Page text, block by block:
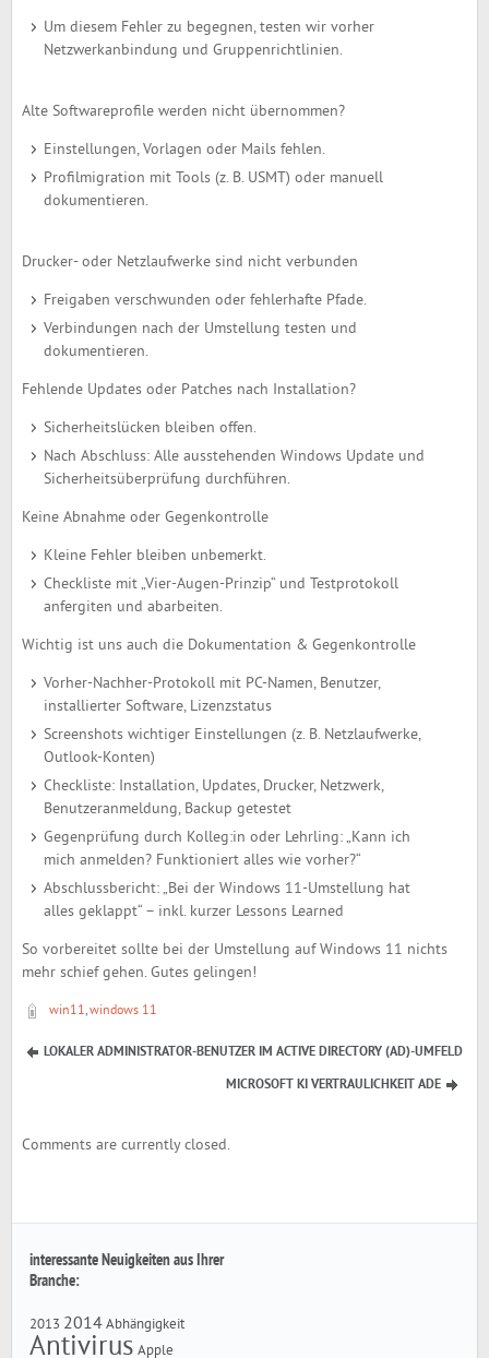
Um diesem Fehler zu begegnen, testen wir vorher
Netzwerkanbindung und Gruppenrichtlinien.
Alte Softwareprofile werden nicht übernommen?
Einstellungen, Vorlagen oder Mails fehlen.
Profilmigration mit Tools (z. B. USMT) oder manuell
dokumentieren.
Drucker- oder Netzlaufwerke sind nicht verbunden
Freigaben verschwunden oder fehlerhafte Pfade.
Verbindungen nach der Umstellung testen und
dokumentieren.
Fehlende Updates oder Patches nach Installation?
Sicherheitslücken bleiben offen.
Nach Abschluss: Alle ausstehenden Windows Update und
Sicherheitsüberprüfung durchführen.
Keine Abnahme oder Gegenkontrolle
Kleine Fehler bleiben unbemerkt.
Checkliste mit „Vier-Augen-Prinzip“ und Testprotokoll
anfergiten und abarbeiten.
Wichtig ist uns auch die Dokumentation & Gegenkontrolle
Vorher-Nachher-Protokoll mit PC-Namen, Benutzer,
installierter Software, Lizenzstatus
Screenshots wichtiger Einstellungen (z. B. Netzlaufwerke,
Outlook-Konten)
Checkliste: Installation, Updates, Drucker, Netzwerk,
Benutzeranmeldung, Backup getestet
Gegenprüfung durch Kolleg:in oder Lehrling: „Kann ich
mich anmelden? Funktioniert alles wie vorher?“
Abschlussbericht: „Bei der Windows 11-Umstellung hat
alles geklappt“ – inkl. kurzer Lessons Learned
So vorbereitet sollte bei der Umstellung auf Windows 11 nichts
mehr schief gehen. Gutes gelingen!
win11,windows 11
LOKALER ADMINISTRATOR-BENUTZER IM ACTIVE DIRECTORY (AD)-UMFELD
MICROSOFT KI VERTRAULICHKEIT ADE
Comments are currently closed.
interessante Neuigkeiten aus Ihrer
Branche:
2013 2014 Abhängigkeit
Antivirus Apple